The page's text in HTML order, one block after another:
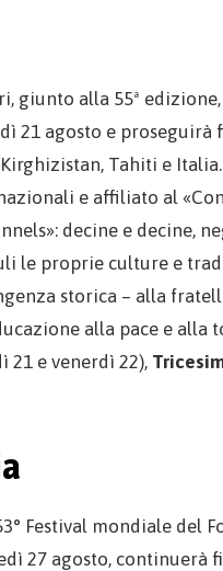
giunto alla 55ª
21 agosto e
Tahiti e
e affiliato al
decine e decine,
le proprie culture e
storica – alla
alla pace e
21 e venerdì 22),
Festival mondiale del
27 agosto,